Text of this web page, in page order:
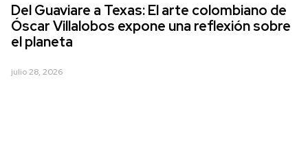
Del Guaviare a Texas: El arte colombiano de
Óscar Villalobos expone una reflexión sobre
el planeta
julio 28, 2026